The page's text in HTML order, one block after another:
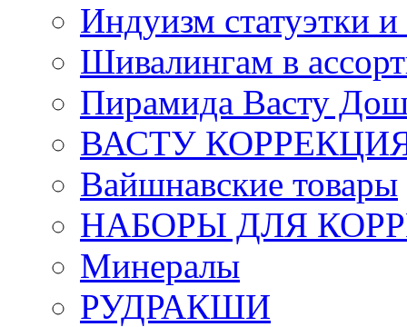
Индуизм статуэтки
Шивалингам в
Пирамида Васту
ВАСТУ
Вайшнавские товары
НАБОРЫ ДЛЯ
Минералы
РУДРАКШИ